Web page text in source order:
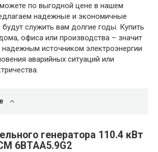
по выгодной цене в нашем
надежные и экономичные
служить вам долгие годы. Купить
офиса или производства – значит
надежным источником электроэнергии
аварийных ситуаций или
генератора 110.4 кВт
6BTAA5.9G2